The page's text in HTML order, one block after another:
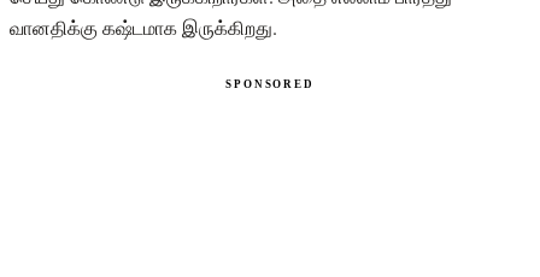
வானதிக்கு கஷ்டமாக இருக்கிறது.